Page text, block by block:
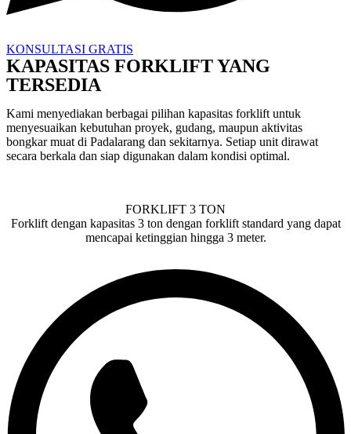
KONSULTASI GRATIS
KAPASITAS FORKLIFT YANG
TERSEDIA
Kami menyediakan berbagai pilihan kapasitas forklift untuk
menyesuaikan kebutuhan proyek, gudang, maupun aktivitas
bongkar muat di Padalarang dan sekitarnya. Setiap unit dirawat
secara berkala dan siap digunakan dalam kondisi optimal.
FORKLIFT 3 TON
Forklift dengan kapasitas 3 ton dengan forklift standard yang dapat
mencapai ketinggian hingga 3 meter.